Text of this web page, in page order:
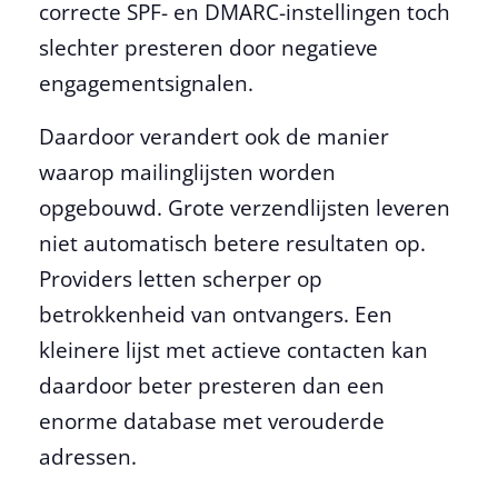
correcte SPF- en DMARC-instellingen toch
slechter presteren door negatieve
engagementsignalen.
Daardoor verandert ook de manier
waarop mailinglijsten worden
opgebouwd. Grote verzendlijsten leveren
niet automatisch betere resultaten op.
Providers letten scherper op
betrokkenheid van ontvangers. Een
kleinere lijst met actieve contacten kan
daardoor beter presteren dan een
enorme database met verouderde
adressen.